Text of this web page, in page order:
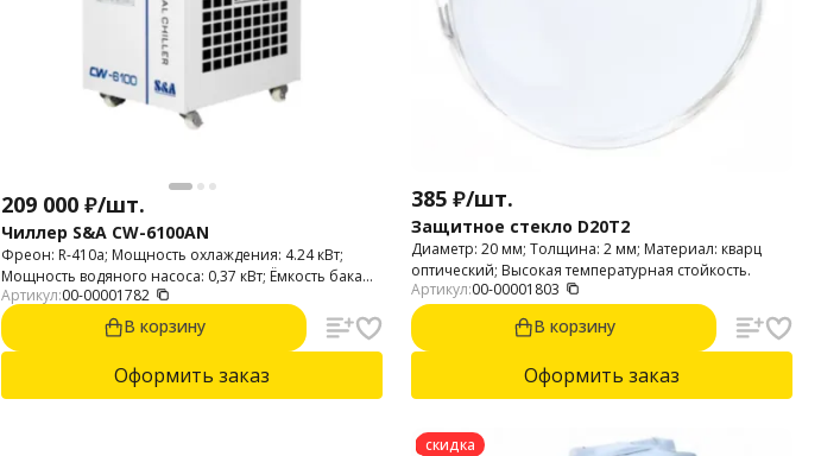
209 000 ₽/шт.
Чиллер S&A CW-6100AN
Фреон: R-410a; Мощность охлаждения: 4.24 кВт;
Мощность водяного насоса: 0,37 кВт; Ёмкость бака
чиллера: 15 л; Мощность компрессора: 1,75 кВт.
Артикул:00-00001782
В корзину
Оформить заказ
385 ₽/шт.
Защитное стекло D20T2
Диаметр: 20 мм; Толщина: 2 мм; Материал: кварц
оптический; Высокая температурная стойкость.
Артикул:00-00001803
В корзину
Оформить заказ
скидка